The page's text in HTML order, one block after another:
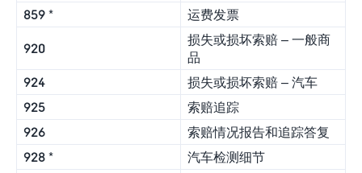
859 *
运费发票
920
损失或损坏索赔 – 一般商
品
924
损失或损坏索赔 – 汽车
925
索赔追踪
926
索赔情况报告和追踪答复
928 *
汽车检测细节